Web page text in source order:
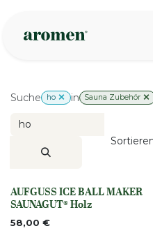
Suche ho in Sauna Zubehör
None
AUFGUSS ICE BALL MAKER
SAUNAGUT® Holz
58,00 €